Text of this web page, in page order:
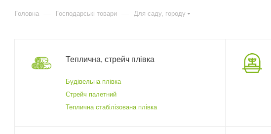
Головна — Господарські товари — Для саду, городу
Теплична, стрейч плівка
Будівельна плівка
Стрейч палетний
Теплична стабілізована плівка